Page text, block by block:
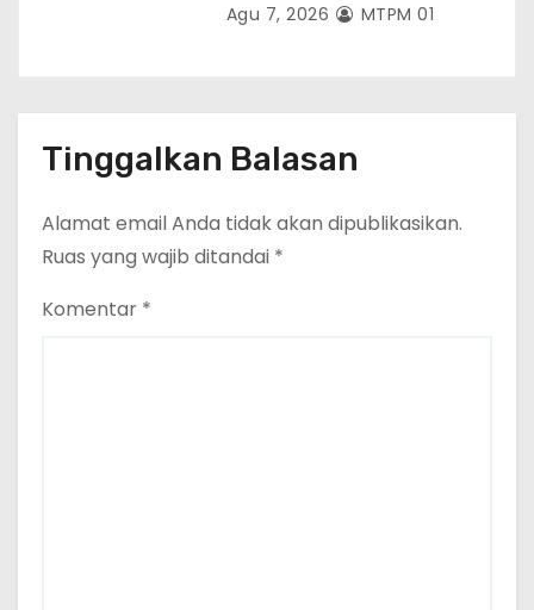
Agu 7, 2026 MTPM 01
Tinggalkan Balasan
Alamat email Anda tidak akan dipublikasikan.
Ruas yang wajib ditandai *
Komentar *